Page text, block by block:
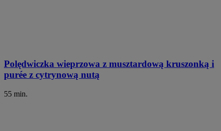
Polędwiczka wieprzowa z musztardową kruszonką i
purée z cytrynową nutą
55 min.